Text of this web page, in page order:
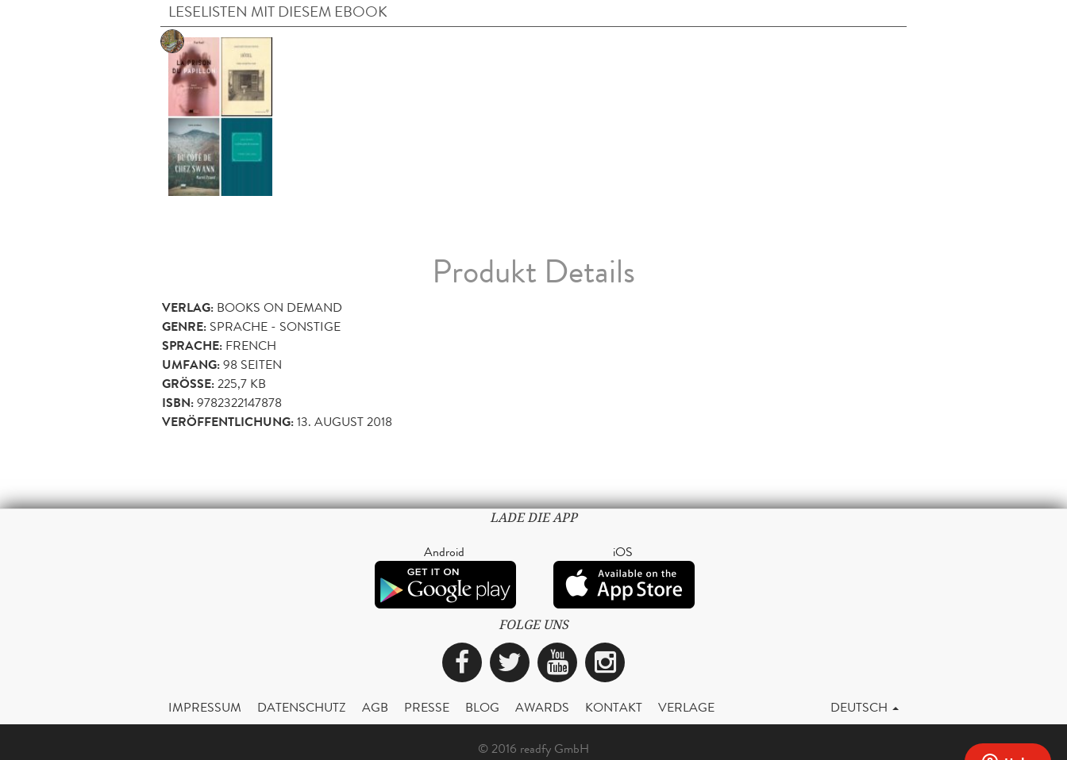
LESELISTEN MIT DIESEM EBOOK
Produkt Details
VERLAG: BOOKS ON DEMAND
GENRE: SPRACHE - SONSTIGE
SPRACHE: FRENCH
UMFANG:98 SEITEN
GRÖSSE: 225,7 KB
ISBN:9782322147878
VERÖFFENTLICHUNG:13. AUGUST 2018
LADE DIE APP
Android iOS
FOLGE UNS
Facebook
TwitterYouTubeInstagram
IMPRESSUM DATENSCHUTZ AGB PRESSE BLOG AWARDS KONTAKT VERLAGE DEUTSCH
© 2016 readfy GmbH